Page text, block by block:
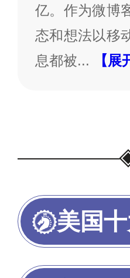
亿。作为微博
态和想法以移
息都被... 【展
美国